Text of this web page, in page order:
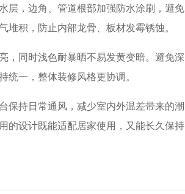
层，边角、管道根部加强防水涂刷，避免
积，防止内部龙骨、板材发霉锈蚀。
，同时浅色耐暴晒不易发黄变暗。避免深
统一，整体装修风格更协调。
保持日常通风，减少室内外温差带来的潮
的设计既能适配居家使用，又能长久保持